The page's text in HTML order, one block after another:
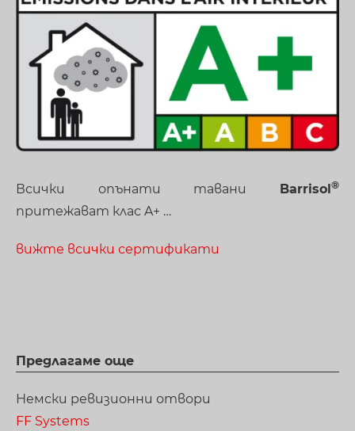
Всички опънати тавани Barrisol
притежават клас A+ …
вижте всички сертификати
Предлагаме още
Немски ревизионни отвори
FF Systems